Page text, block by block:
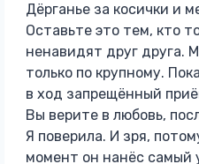
Дёрганье за косички и
Оставьте это тем, кто
ненавидят друг друга.
только по крупному.
в ход запрещённый
Вы верите в любовь,
Я поверила. И зря,
момент он нанёс